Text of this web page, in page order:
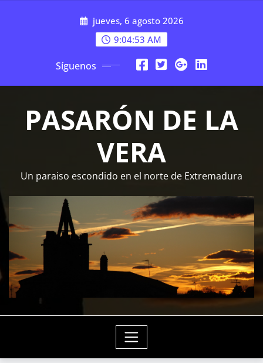
jueves, 6 agosto 2026
9:04:53 AM
Síguenos
PASARÓN DE LA
VERA
Un paraiso escondido en el norte de Extremadura